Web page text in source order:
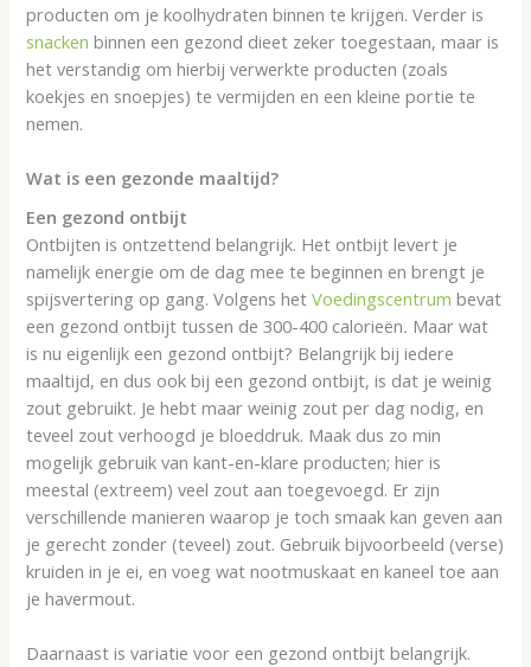
producten om je koolhydraten binnen te krijgen. Verder is
snacken binnen een gezond dieet zeker toegestaan, maar is
het verstandig om hierbij verwerkte producten (zoals
koekjes en snoepjes) te vermijden en een kleine portie te
nemen.
Wat is een gezonde maaltijd?
Een gezond ontbijt
Ontbijten is ontzettend belangrijk. Het ontbijt levert je
namelijk energie om de dag mee te beginnen en brengt je
spijsvertering op gang. Volgens hetVoedingscentrumbevat
een gezond ontbijt tussen de 300-400 calorieën. Maar wat
is nu eigenlijk een gezond ontbijt? Belangrijk bij iedere
maaltijd, en dus ook bij een gezond ontbijt, is dat je weinig
zout gebruikt. Je hebt maar weinig zout per dag nodig, en
teveel zout verhoogd je bloeddruk. Maak dus zo min
mogelijk gebruik van kant-en-klare producten; hier is
meestal (extreem) veel zout aan toegevoegd. Er zijn
verschillende manieren waarop je toch smaak kan geven aan
je gerecht zonder (teveel) zout. Gebruik bijvoorbeeld (verse)
kruiden in je ei, en voeg wat nootmuskaat en kaneel toe aan
je havermout.
Daarnaast is variatie voor een gezond ontbijt belangrijk.